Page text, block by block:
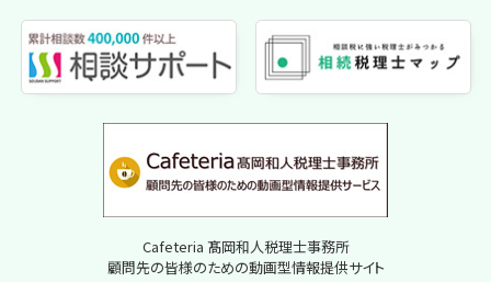
Cafeteria 髙岡和人税理士事務所
顧問先の皆様のための動画型情報提供サイト